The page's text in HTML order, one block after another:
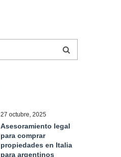
27 octubre, 2025
Asesoramiento legal
para comprar
propiedades en Italia
para argentinos